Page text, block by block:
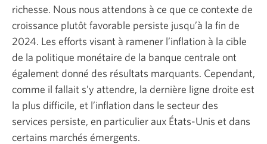
richesse. Nous nous attendons à ce que ce contexte de
croissance plutôt favorable persiste jusqu’à la fin de
2024. Les efforts visant à ramener l’inflation à la cible
de la politique monétaire de la banque centrale ont
également donné des résultats marquants. Cependant,
comme il fallait s’y attendre, la dernière ligne droite est
la plus difficile, et l’inflation dans le secteur des
services persiste, en particulier aux États-Unis et dans
certains marchés émergents.